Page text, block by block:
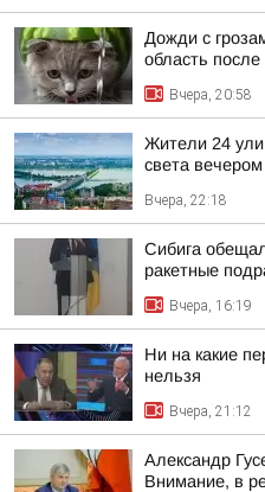
Дожди с
область
Вчера, 20:58
Жители 24
света вечером
Вчера, 22:18
Сибига
ракетные
Вчера, 16:19
Ни на какие
нельзя
Вчера, 21:12
Александр
Внимание, в